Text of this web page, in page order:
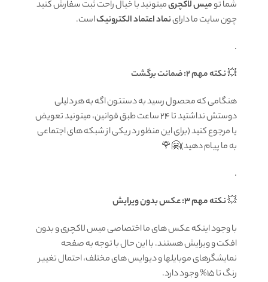
شما تومیس لاکچریمیتونید با خیال راحت ثبت سفارش کنید
چون سایت ما داراینماد اعتماد الکترونیکاست.
.
💥نکته مهم 2: ضمانت برگشت
هنگامی که محصول رسید به دستتون اگه به هر دلیلی
دوستش نداشتید تا ۲۴ ساعت طبق قوانین، میتونید تعویض
یا مرجوع کنید (برای این منظور در یکی از شبکه های اجتماعی
به ما پیام دهید)🤗🌹
.
💥نکته مهم 3: عکس بدون ویرایش
با وجود اینکه عکس های ما اختصاصی میس لاکچری و بدون
افکت و ویرایش هستند. با این حال با توجه به صفحه
نمایشگرهای موبایلها و دیوایس های مختلف، احتمال تغییر
رنگ تا 15% وجود دارد.